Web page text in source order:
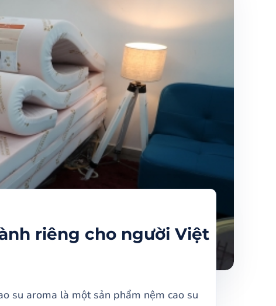
riêng cho người Việt
su aroma là một sản phẩm nệm cao su